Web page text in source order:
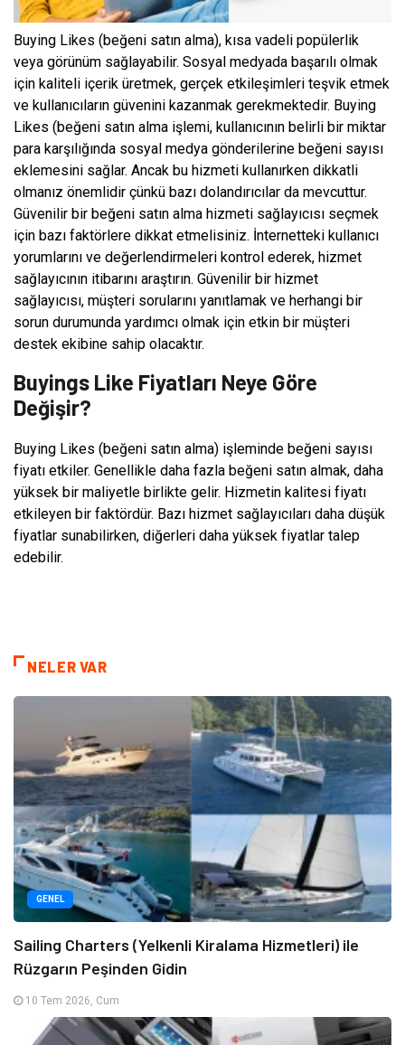
Buying Likes (beğeni satın alma), kısa vadeli popülerlik
veya görünüm sağlayabilir. Sosyal medyada başarılı olmak
için kaliteli içerik üretmek, gerçek etkileşimleri teşvik etmek
ve kullanıcıların güvenini kazanmak gerekmektedir. Buying
Likes (beğeni satın alma işlemi, kullanıcının belirli bir miktar
para karşılığında sosyal medya gönderilerine beğeni sayısı
eklemesini sağlar. Ancak bu hizmeti kullanırken dikkatli
olmanız önemlidir çünkü bazı dolandırıcılar da mevcuttur.
Güvenilir bir beğeni satın alma hizmeti sağlayıcısı seçmek
için bazı faktörlere dikkat etmelisiniz. İnternetteki kullanıcı
yorumlarını ve değerlendirmeleri kontrol ederek, hizmet
sağlayıcının itibarını araştırın. Güvenilir bir hizmet
sağlayıcısı, müşteri sorularını yanıtlamak ve herhangi bir
sorun durumunda yardımcı olmak için etkin bir müşteri
destek ekibine sahip olacaktır.
Buyings Like Fiyatları Neye Göre
Değişir?
Buying Likes (beğeni satın alma) işleminde beğeni sayısı
fiyatı etkiler. Genellikle daha fazla beğeni satın almak, daha
yüksek bir maliyetle birlikte gelir. Hizmetin kalitesi fiyatı
etkileyen bir faktördür. Bazı hizmet sağlayıcıları daha düşük
fiyatlar sunabilirken, diğerleri daha yüksek fiyatlar talep
edebilir.
NELER VAR
GENEL
Sailing Charters (Yelkenli Kiralama Hizmetleri) ile
Rüzgarın Peşinden Gidin
10 Tem 2026, Cum